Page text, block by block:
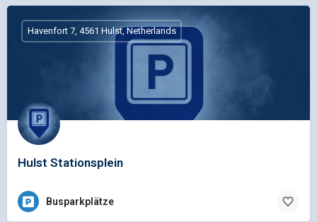
Hulst Stationsplein
Havenfort 7, 4561 Hulst, Netherlands
Busparkplätze